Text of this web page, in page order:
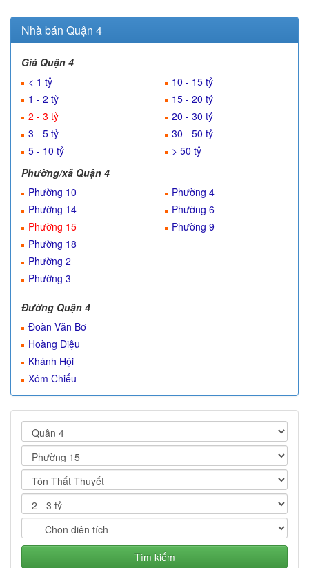
Nhà bán Quận 4
Giá Quận 4
< 1 tỷ
1 - 2 tỷ
2 - 3 tỷ
3 - 5 tỷ
5 - 10 tỷ
10 - 15 tỷ
15 - 20 tỷ
20 - 30 tỷ
30 - 50 tỷ
> 50 tỷ
Phường/xã Quận 4
Phường 10
Phường 14
Phường 15
Phường 18
Phường 2
Phường 3
Phường 4
Phường 6
Phường 9
Đường Quận 4
Đoàn Văn Bơ
Hoàng Diệu
Khánh Hội
Xóm Chiếu
Tìm kiếm